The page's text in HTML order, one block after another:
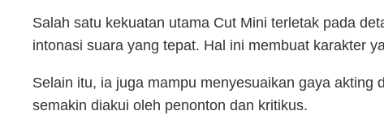
Salah satu kekuatan utama Cut Mini terletak pada
intonasi suara yang tepat. Hal ini membuat karakter
Selain itu, ia juga mampu menyesuaikan gaya
semakin diakui oleh penonton dan kritikus.